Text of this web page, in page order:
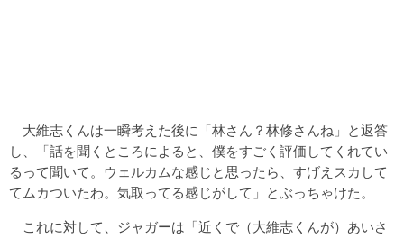
大維志くんは一瞬考えた後に「林さん？林修さんね」と返答
し、「話を聞くところによると、僕をすごく評価してくれてい
るって聞いて。ウェルカムな感じと思ったら、すげえスカして
てムカついたわ。気取ってる感じがして」とぶっちゃけた。
これに対して、ジャガーは「近くで（大維志くんが）あいさ